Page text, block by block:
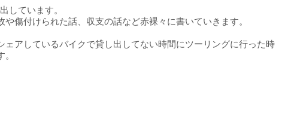
しています。
傷付けられた話、収支の話など赤裸々に書いていきます。
ェアしているバイクで貸し出してない時間にツーリングに行った時